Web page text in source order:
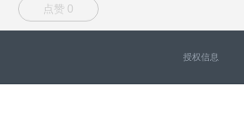
点赞 0
授权信息